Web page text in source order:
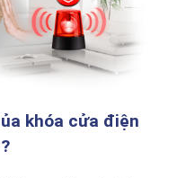
khóa cửa điện